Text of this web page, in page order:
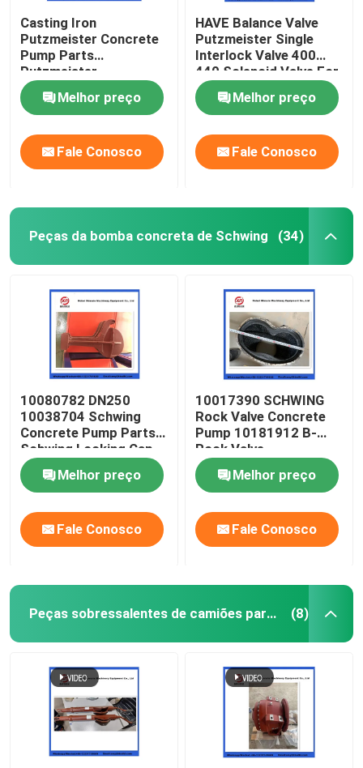
Casting Iron
Putzmeister Concrete
Pump Parts
Putzmeister
Agitatoring Paddles
Melhor preço
Fale Conosco
HAVE Balance Valve
Putzmeister Single
Interlock Valve 400
440 Solenoid Valve For
Concrete Pump
Melhor preço
Fale Conosco
Peças da bomba concreta de Schwing (34)
10080782 DN250
10038704 Schwing
Concrete Pump Parts
Schwing Locking Cap
Melhor preço
Fale Conosco
10017390 SCHWING
Rock Valve Concrete
Pump 10181912 B-
Rock Valve
220/180/10059467
210/180Melhor preço
Fale Conosco
Peças sobressalentes de camiões para mistura de betão (8)